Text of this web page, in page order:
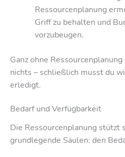
Ressourcenplanung
Griff zu behalten und
vorzubeugen.
Ganz ohne
nichts – schließlich musst du
erledigt.
Bedarf und Verfügbarkeit
Die Ressourcenplanung stützt
grundlegende Säulen: den